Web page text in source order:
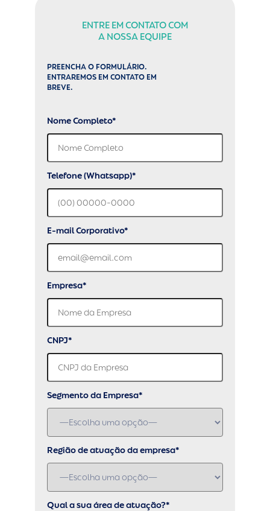
ENTRE EM CONTATO COM
A NOSSA EQUIPE
PREENCHA O FORMULÁRIO.
ENTRAREMOS EM CONTATO EM
BREVE.
Nome Completo*
Telefone (Whatsapp)*
E-mail Corporativo*
Empresa*
CNPJ*
Segmento da Empresa*
Região de atuação da empresa*
Qual a sua área de atuação?*